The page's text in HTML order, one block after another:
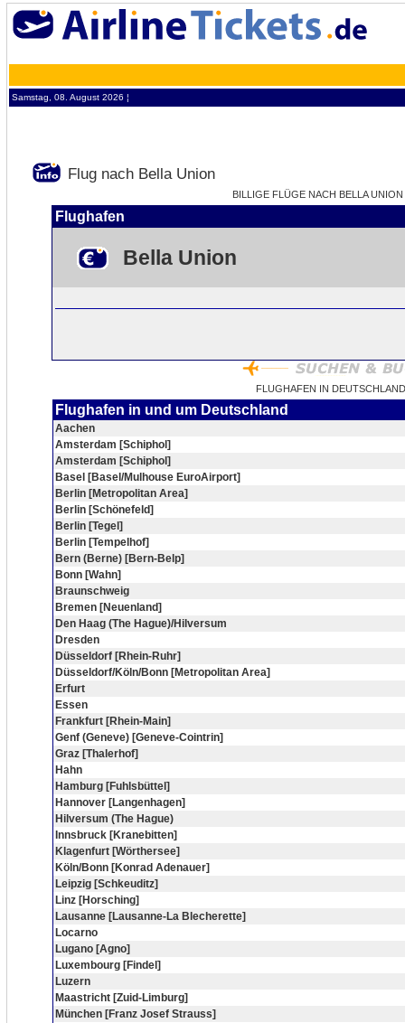
Samstag, 08. August 2026 ¦
Flug nach Bella Union
BILLIGE FLÜGE NACH BELLA
Flughafen
Bella Union
FLUGHAFEN IN
Flughafen in und um Deutschland
Aachen
Amsterdam [Schiphol]
Amsterdam [Schiphol]
Basel [Basel/Mulhouse EuroAirport]
Berlin [Metropolitan Area]
Berlin [Schönefeld]
Berlin [Tegel]
Berlin [Tempelhof]
Bern (Berne) [Bern-Belp]
Bonn [Wahn]
Braunschweig
Bremen [Neuenland]
Den Haag (The Hague)/Hilversum
Dresden
Düsseldorf [Rhein-Ruhr]
Düsseldorf/Köln/Bonn [Metropolitan Area]
Erfurt
Essen
Frankfurt [Rhein-Main]
Genf (Geneve) [Geneve-Cointrin]
Graz [Thalerhof]
Hahn
Hamburg [Fuhlsbüttel]
Hannover [Langenhagen]
Hilversum (The Hague)
Innsbruck [Kranebitten]
Klagenfurt [Wörthersee]
Köln/Bonn [Konrad Adenauer]
Leipzig [Schkeuditz]
Linz [Horsching]
Lausanne [Lausanne-La Blecherette]
Locarno
Lugano [Agno]
Luxembourg [Findel]
Luzern
Maastricht [Zuid-Limburg]
München [Franz Josef Strauss]